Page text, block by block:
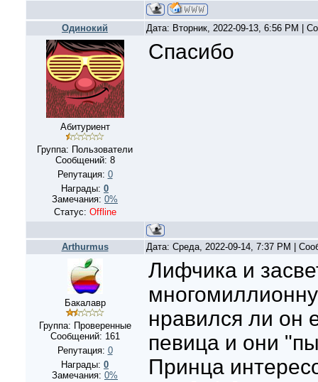
Одинокий Дата: Вторник, 2022-09-13, 6:56 PM |
Абитуриент
Группа: Пользователи
Сообщений: 8
Репутация: 0
Награды: 0
Замечания: 0%
Статус: Offline
Спасибо
Arthurmus Дата: Среда, 2022-09-14, 7:37 PM |
Бакалавр
Группа: Проверенные
Сообщений: 161
Репутация: 0
Награды: 0
Замечания: 0%
Лифчика и
нравился ли он
певица и они
Принца